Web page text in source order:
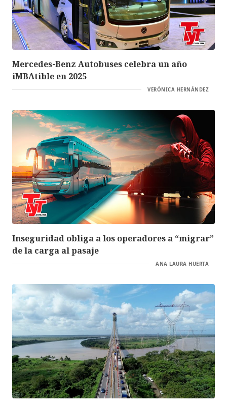
Mercedes-Benz Autobuses celebra un año
iMBAtible en 2025
VERÓNICA HERNÁNDEZ
Inseguridad obliga a los operadores a “migrar”
de la carga al pasaje
ANA LAURA HUERTA